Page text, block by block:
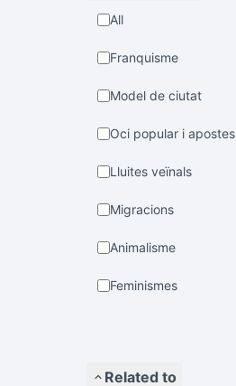
All
Franquisme
Model de ciutat
Oci popular i apostes
Lluites veïnals
Migracions
Animalisme
Feminismes
Related to